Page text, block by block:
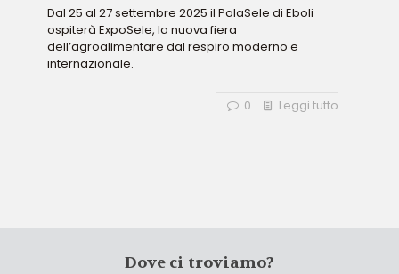
settembre 2025
Dal 25 al 27 settembre 2025 il PalaSele di Eboli
ospiterà ExpoSele, la nuova fiera
dell’agroalimentare dal respiro moderno e
internazionale.
0 Leggi tutto
Dove ci troviamo?